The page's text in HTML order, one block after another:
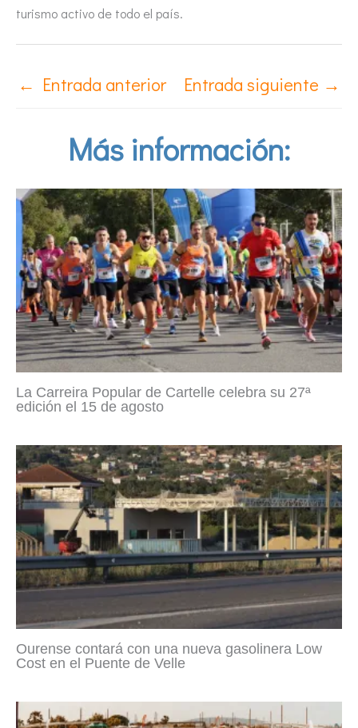
turismo activo de todo el país.
← Entrada anterior Entrada siguiente →
Más información:
La Carreira Popular de Cartelle celebra su 27ª
edición el 15 de agosto
Ourense contará con una nueva gasolinera Low
Cost en el Puente de Velle